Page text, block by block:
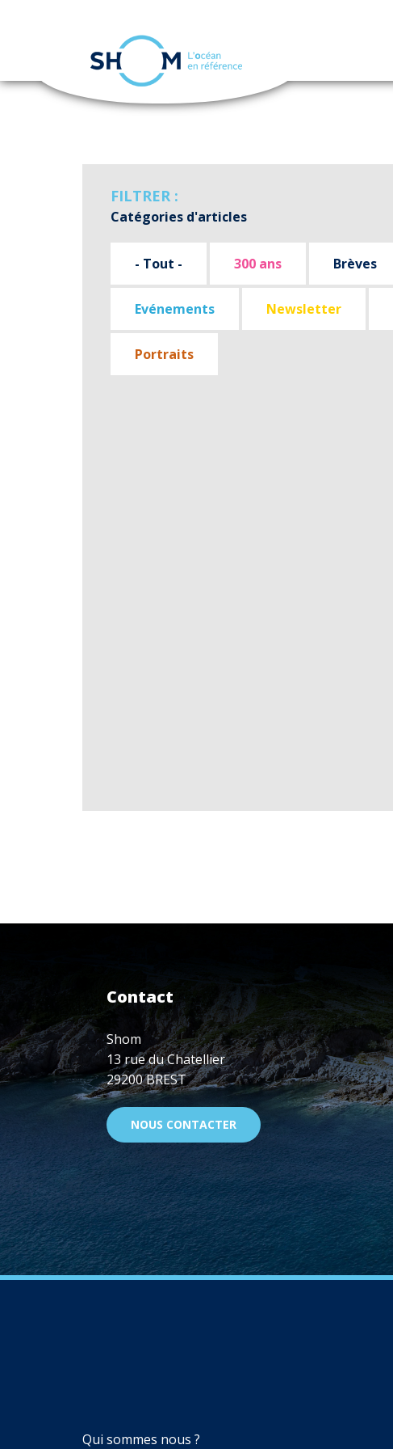
Aller
FILTRER :
Catégories d'articles
- Tout - 300 ans Brèves
Evénements Newsletter
Portraits
Contact
Shom
13 rue du Chatellier
29200 BREST
NOUS CONTACTER
NAVIGATION
Qui sommes nous ?